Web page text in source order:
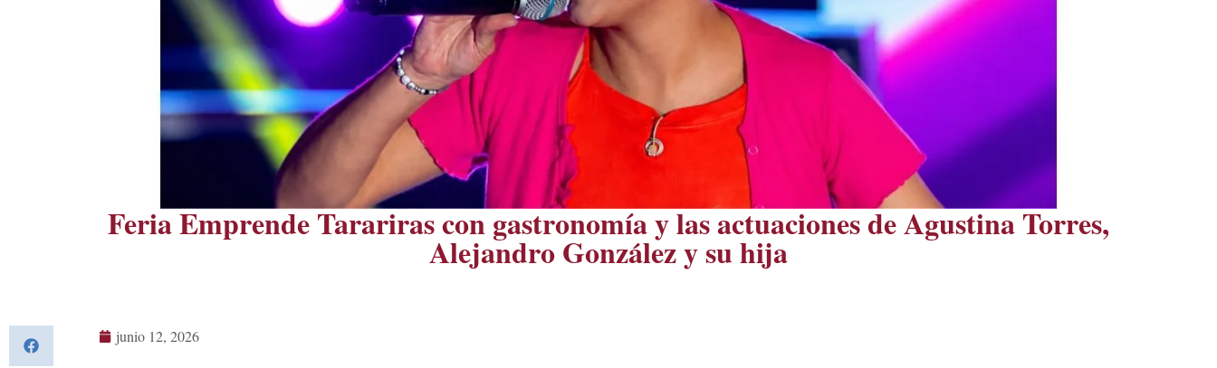
Feria Emprende Tarariras con gastronomía y las actuaciones de Agustina Torres,
Alejandro González y su hija
junio 12, 2026